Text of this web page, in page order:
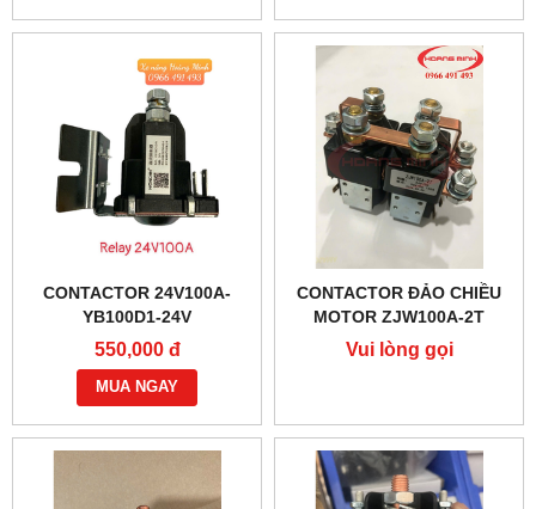
CONTACTOR 24V100A-
YB100D1-24V
550,000 đ
MUA NGAY
CONTACTOR ĐẢO CHIỀU
MOTOR ZJW100A-2T
Vui lòng gọi